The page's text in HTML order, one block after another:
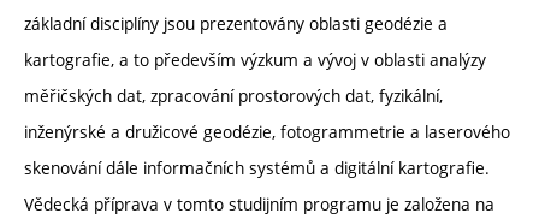
základní disciplíny jsou prezentovány oblasti geodézie a
kartografie, a to především výzkum a vývoj v oblasti analýzy
měřičských dat, zpracování prostorových dat, fyzikální,
inženýrské a družicové geodézie, fotogrammetrie a laserového
skenování dále informačních systémů a digitální kartografie.
Vědecká příprava v tomto studijním programu je založena na